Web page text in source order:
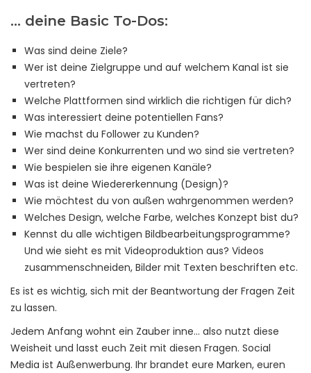
… deine Basic To-Dos:
Was sind deine Ziele?
Wer ist deine Zielgruppe und auf welchem Kanal ist sie
vertreten?
Welche Plattformen sind wirklich die richtigen für dich?
Was interessiert deine potentiellen Fans?
Wie machst du Follower zu Kunden?
Wer sind deine Konkurrenten und wo sind sie vertreten?
Wie bespielen sie ihre eigenen Kanäle?
Was ist deine Wiedererkennung (Design)?
Wie möchtest du von außen wahrgenommen werden?
Welches Design, welche Farbe, welches Konzept bist du?
Kennst du alle wichtigen Bildbearbeitungsprogramme?
Und wie sieht es mit Videoproduktion aus? Videos
zusammenschneiden, Bilder mit Texten beschriften etc.
Es ist es wichtig, sich mit der Beantwortung der Fragen Zeit
zu lassen.
Jedem Anfang wohnt ein Zauber inne… also nutzt diese
Weisheit und lasst euch Zeit mit diesen Fragen. Social
Media ist Außenwerbung. Ihr brandet eure Marken, euren